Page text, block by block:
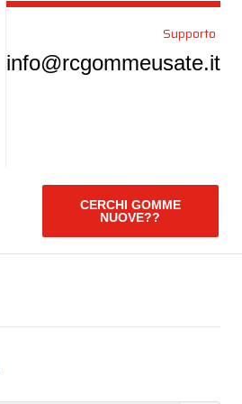
Supporto
info@rcgommeusate.it
CERCHI GOMME
NUOVE??